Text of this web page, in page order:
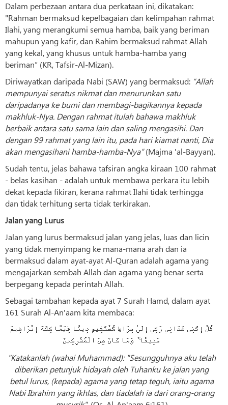
Dalam perbezaan antara dua perkataan ini, dikatakan:
"Rahman bermaksud kepelbagaian dan kelimpahan rahmat
Ilahi, yang merangkumi semua hamba, baik yang beriman
mahupun yang kafir, dan Rahim bermaksud rahmat Allah
yang kekal, yang khusus untuk hamba-hamba yang
beriman” (KR, Tafsir-Al-Mizan).
Diriwayatkan daripada Nabi (SAW) yang bermaksud: “Allah
mempunyai seratus nikmat dan menurunkan satu
daripadanya ke bumi dan membagi-bagikannya kepada
makhluk-Nya. Dengan rahmat itulah bahawa makhluk
berbaik antara satu sama lain dan saling mengasihi. Dan
dengan 99 rahmat yang lain itu, pada hari kiamat nanti, Dia
akan mengasihani hamba-hamba-Nya”(Majma 'al-Bayyan).
Sudah tentu, jelas bahawa tafsiran angka kiraan 100 rahmat
- belas kasihan - adalah untuk membawa perkara itu lebih
dekat kepada fikiran, kerana rahmat Ilahi tidak terhingga
dan tidak terhitung serta tidak terkirakan.
Jalan yang Lurus
Jalan yang lurus bermaksud jalan yang jelas, luas dan licin
yang tidak menyimpang ke mana-mana arah dan ia
bermaksud dalam ayat-ayat Al-Quran adalah agama yang
mengajarkan sembah Allah dan agama yang benar serta
berpegang kepada perintah Allah.
Sebagai tambahan kepada ayat 7 Surah Hamd, dalam ayat
161 Surah Al-An'aam kita membaca:
قُلْ إِنَّنِي هَدَانِي رَبِّي إِلَىٰ صِرَاطٍ مُّسْتَقِيمٍ دِينًا قِيَمًا مِّلَّةَ إِبْرَاهِيمَ
حَنِيفًا ۚ وَمَا كَانَ مِنَ الْمُشْرِكِينَ
"Katakanlah (wahai Muhammad): "Sesungguhnya aku telah
diberikan petunjuk hidayah oleh Tuhanku ke jalan yang
betul lurus, (kepada) agama yang tetap teguh, iaitu agama
Nabi Ibrahim yang ikhlas, dan tiadalah ia dari orang-orang